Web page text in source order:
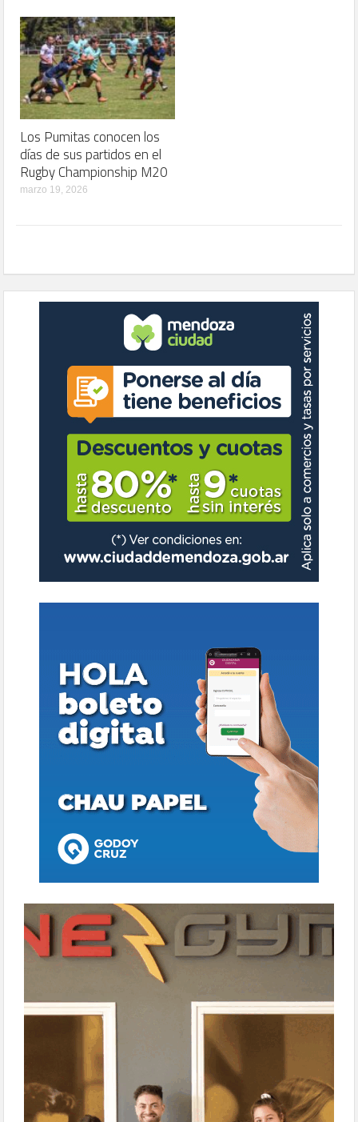
Los Pumitas conocen los
días de sus partidos en el
Rugby Championship M20
marzo 19, 2026